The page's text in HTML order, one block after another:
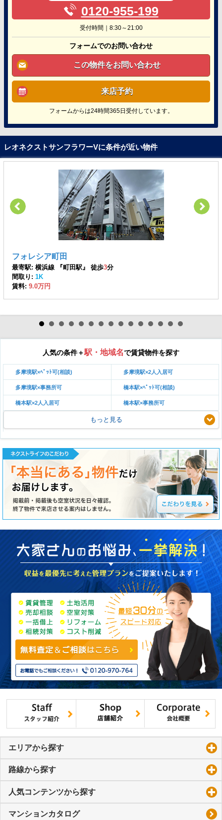
0120-955-199
受付時間｜8:30～21:00
フォームでのお問い合わせ
この物件をお問い合わせ
来店予約
フォームからは24時間365日受付しています。
レオネクストサンフラワーVに条件が近い物件
フォレシア町田
最寄駅: 横浜線 『町田駅』 徒歩3分
間取り: 1K
賃料: 9.0万円
人気の条件＋駅・地域名で賃貸物件を探す
多摩境駅×ﾍﾟｯﾄ可(相談) 多摩境駅×2人入居可
多摩境駅×事務所可 橋本駅×ﾍﾟｯﾄ可(相談)
橋本駅×2人入居可 橋本駅×事務所可
もっと見る
エリアから探す
路線から探す
人気コンテンツから探す
マンションカタログ